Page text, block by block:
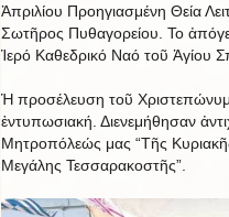
Ἀπριλίου Προηγιασμένη Θεία
Σωτῆρος Πυθαγορείου. Το
Ἱερό Καθεδρικό Ναό τοῦ Ἁγίου
Ἡ προσέλευση τοῦ
ἐντυπωσιακή. Διενεμήθησαν
Μητροπόλεώς μας “Τῆς
Μεγάλης Τεσσαρακοστῆς”.